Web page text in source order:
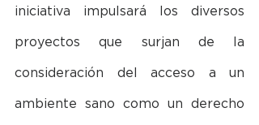
iniciativa impulsará los diversos
proyectos que surjan de la
consideración del acceso a un
ambiente sano como un derecho